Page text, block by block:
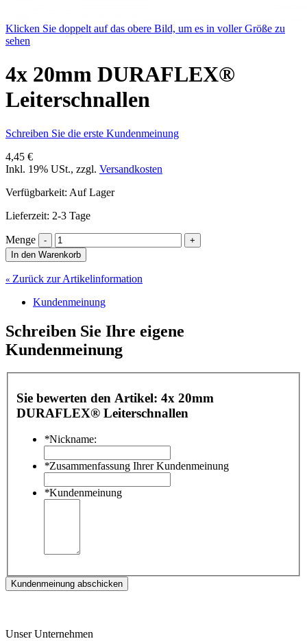
Klicken Sie doppelt auf das obere Bild, um es in voller Größe zu
sehen
4x 20mm DURAFLEX®
Leiterschnallen
Schreiben Sie die erste Kundenmeinung
4,45 €
Inkl. 19% USt., zzgl. Versandkosten
Verfügbarkeit: Auf Lager
Lieferzeit: 2-3 Tage
Menge
In den Warenkorb
« Zurück zur Artikelinformation
Kundenmeinung
Schreiben Sie Ihre eigene
Kundenmeinung
Sie bewerten den Artikel: 4x 20mm
DURAFLEX® Leiterschnallen
*Nickname:
*Zusammenfassung Ihrer Kundenmeinung
*Kundenmeinung
Kundenmeinung abschicken
Unser Unternehmen